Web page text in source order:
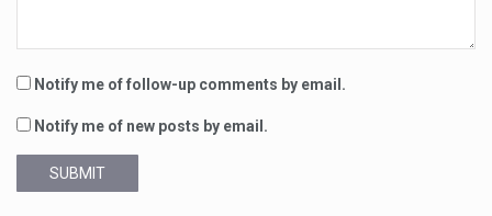
Notify me of follow-up comments by email.
Notify me of new posts by email.
SUBMIT